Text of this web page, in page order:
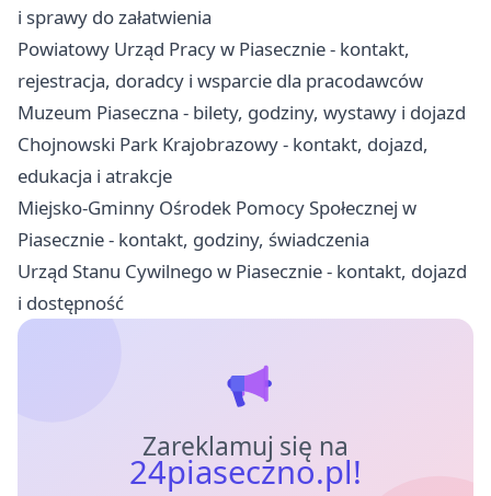
i sprawy do załatwienia
Powiatowy Urząd Pracy w Piasecznie - kontakt,
rejestracja, doradcy i wsparcie dla pracodawców
Muzeum Piaseczna - bilety, godziny, wystawy i dojazd
Chojnowski Park Krajobrazowy - kontakt, dojazd,
edukacja i atrakcje
Miejsko-Gminny Ośrodek Pomocy Społecznej w
Piasecznie - kontakt, godziny, świadczenia
Urząd Stanu Cywilnego w Piasecznie - kontakt, dojazd
i dostępność
Zareklamuj się na
24piaseczno.pl!